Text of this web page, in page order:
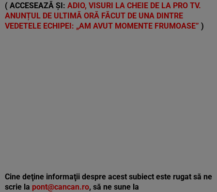
( ACCESEAZĂ ȘI: ADIO, VISURI LA CHEIE DE LA PRO TV.
ANUNȚUL DE ULTIMĂ ORĂ FĂCUT DE UNA DINTRE
VEDETELE ECHIPEI: „AM AVUT MOMENTE FRUMOASE” )
Cine deţine informaţii despre acest subiect este rugat să ne
scrie la pont@cancan.ro, să ne sune la